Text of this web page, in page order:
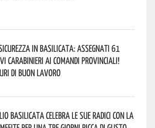
in Basilicata: assegnati 61
Carabinieri ai Comandi provinciali!
di buon lavoro
Basilicata celebra le sue radici con la